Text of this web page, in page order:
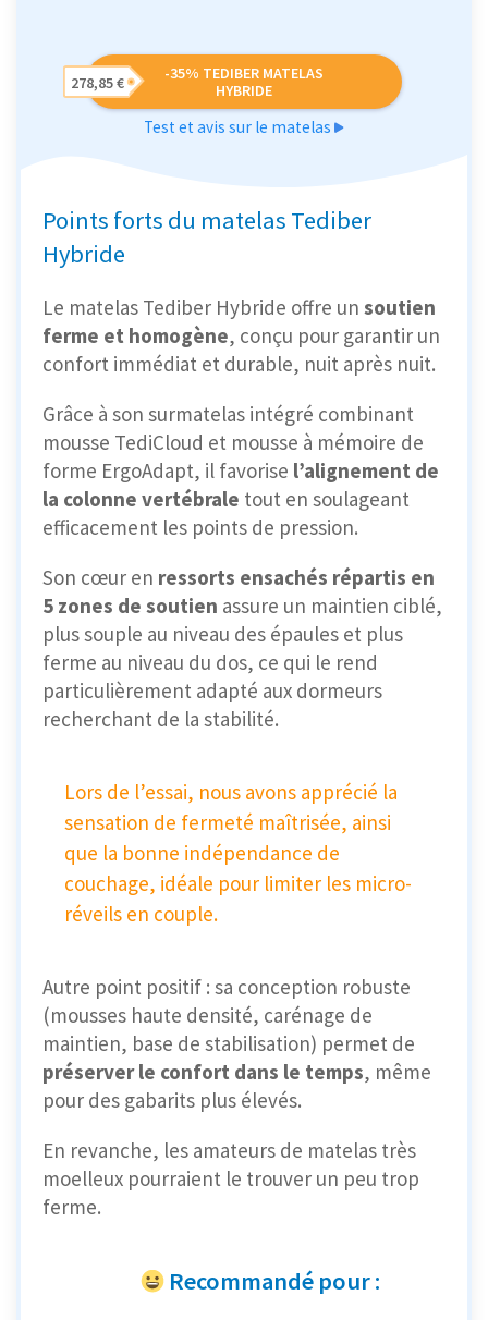
-35% TEDIBER MATELAS
HYBRIDE
278,85 €
Test et avis sur le matelas
Points forts du matelas Tediber
Hybride
Le matelas Tediber Hybride offre un soutien
ferme et homogène, conçu pour garantir un
confort immédiat et durable, nuit après nuit.
Grâce à son surmatelas intégré combinant
mousse TediCloud et mousse à mémoire de
forme ErgoAdapt, il favorise l’alignement de
la colonne vertébrale tout en soulageant
efficacement les points de pression.
Son cœur en ressorts ensachés répartis en
5 zones de soutien assure un maintien ciblé,
plus souple au niveau des épaules et plus
ferme au niveau du dos, ce qui le rend
particulièrement adapté aux dormeurs
recherchant de la stabilité.
Lors de l’essai, nous avons apprécié la
sensation de fermeté maîtrisée, ainsi
que la bonne indépendance de
couchage, idéale pour limiter les micro-
réveils en couple.
Autre point positif : sa conception robuste
(mousses haute densité, carénage de
maintien, base de stabilisation) permet de
préserver le confort dans le temps, même
pour des gabarits plus élevés.
En revanche, les amateurs de matelas très
moelleux pourraient le trouver un peu trop
ferme.
Recommandé pour :